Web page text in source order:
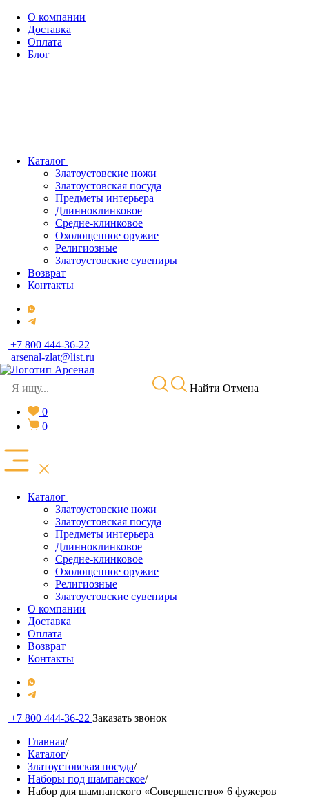
О компании
Доставка
Оплата
Блог
Каталог
Златоустовские ножи
Златоустовская посуда
Предметы интерьера
Длинноклинковое
Средне-клинковое
Охолощенное оружие
Религиозные
Златоустовские сувениры
Возврат
Контакты
+7 800 444-36-22
arsenal-zlat@list.ru
Найти Отмена
0
0
Каталог
Златоустовские ножи
Златоустовская посуда
Предметы интерьера
Длинноклинковое
Средне-клинковое
Охолощенное оружие
Религиозные
Златоустовские сувениры
О компании
Доставка
Оплата
Возврат
Контакты
+7 800 444-36-22 Заказать звонок
Главная/
Каталог/
Златоустовская посуда/
Наборы под шампанское/
Набор для шампанского «Совершенство» 6 фужеров